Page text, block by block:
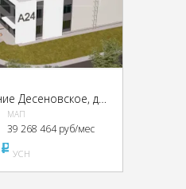
МАП
39 268 464 руб/мес
pуб
УСН